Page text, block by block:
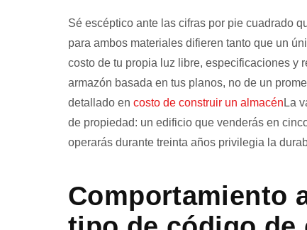
Sé escéptico ante las cifras por pie cuadrado
para ambos materiales difieren tanto que un
costo de tu propia luz libre, especificaciones y
armazón basada en tus planos, no de un
detallado en costo de construir un almacén La
de propiedad: un edificio que venderás en
operarás durante treinta años privilegia la
Comportamiento